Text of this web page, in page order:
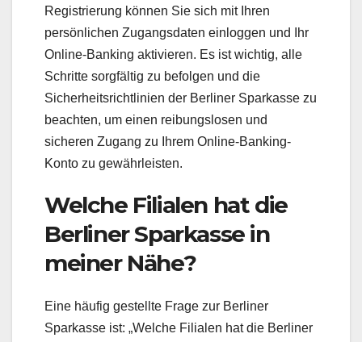
Registrierung können Sie sich mit Ihren
persönlichen Zugangsdaten einloggen und Ihr
Online-Banking aktivieren. Es ist wichtig, alle
Schritte sorgfältig zu befolgen und die
Sicherheitsrichtlinien der Berliner Sparkasse zu
beachten, um einen reibungslosen und
sicheren Zugang zu Ihrem Online-Banking-
Konto zu gewährleisten.
Welche Filialen hat die
Berliner Sparkasse in
meiner Nähe?
Eine häufig gestellte Frage zur Berliner
Sparkasse ist: „Welche Filialen hat die Berliner